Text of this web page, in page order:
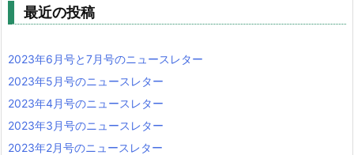
最近の投稿
2023年6月号と7月号のニュースレター
2023年5月号のニュースレター
2023年4月号のニュースレター
2023年3月号のニュースレター
2023年2月号のニュースレター